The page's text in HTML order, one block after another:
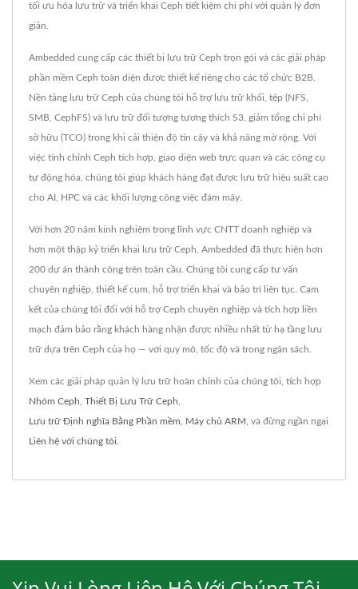
tối ưu hóa lưu trữ và triển khai Ceph tiết kiệm chi phí với quản lý đơn
giản.
Ambedded cung cấp các thiết bị lưu trữ Ceph trọn gói và các giải pháp
phần mềm Ceph toàn diện được thiết kế riêng cho các tổ chức B2B.
Nền tảng lưu trữ Ceph của chúng tôi hỗ trợ lưu trữ khối, tệp (NFS,
SMB, CephFS) và lưu trữ đối tượng tương thích S3, giảm tổng chi phí
sở hữu (TCO) trong khi cải thiện độ tin cậy và khả năng mở rộng. Với
việc tinh chỉnh Ceph tích hợp, giao diện web trực quan và các công cụ
tự động hóa, chúng tôi giúp khách hàng đạt được lưu trữ hiệu suất cao
cho AI, HPC và các khối lượng công việc đám mây.
Với hơn 20 năm kinh nghiệm trong lĩnh vực CNTT doanh nghiệp và
hơn một thập kỷ triển khai lưu trữ Ceph, Ambedded đã thực hiện hơn
200 dự án thành công trên toàn cầu. Chúng tôi cung cấp tư vấn
chuyên nghiệp, thiết kế cụm, hỗ trợ triển khai và bảo trì liên tục. Cam
kết của chúng tôi đối với hỗ trợ Ceph chuyên nghiệp và tích hợp liền
mạch đảm bảo rằng khách hàng nhận được nhiều nhất từ hạ tầng lưu
trữ dựa trên Ceph của họ — với quy mô, tốc độ và trong ngân sách.
Xem các giải pháp quản lý lưu trữ hoàn chỉnh của chúng tôi, tích hợp
Nhóm Ceph, Thiết Bị Lưu Trữ Ceph,
Lưu trữ Định nghĩa Bằng Phần mềm, Máy chủ ARM , và đừng ngần ngại
Liên hệ với chúng tôi.